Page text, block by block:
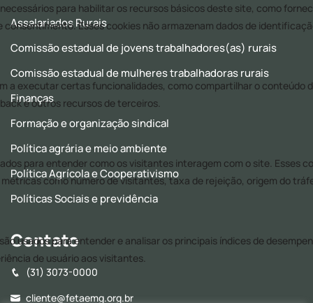
Assalariados Rurais
Comissão estadual de jovens trabalhadores(as) rurais
Comissão estadual de mulheres trabalhadoras rurais
Finanças
Formação e organização sindical
Política agrária e meio ambiente
Política Agrícola e Cooperativismo
Políticas Sociais e previdência
Contato
(31) 3073-0000
cliente@fetaemg.org.br